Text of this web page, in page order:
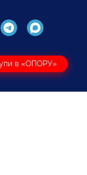
в «ОПОРУ»